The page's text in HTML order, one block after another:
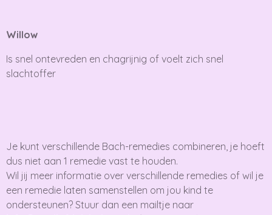
Willow
Is snel ontevreden en chagrijnig of voelt zich snel
slachtoffer
Je kunt verschillende Bach-remedies combineren, je hoeft
dus niet aan 1 remedie vast te houden.
Wil jij meer informatie over verschillende remedies of wil je
een remedie laten samenstellen om jou kind te
ondersteunen? Stuur dan een mailtje naar